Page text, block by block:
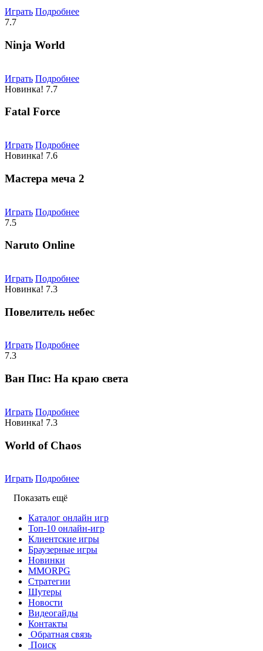
Играть Подробнее
7.7
Ninja World
Играть Подробнее
Новинка! 7.7
Fatal Force
Играть Подробнее
Новинка! 7.6
Мастера меча 2
Играть Подробнее
7.5
Naruto Online
Играть Подробнее
Новинка! 7.3
Повелитель небес
Играть Подробнее
7.3
Ван Пис: На краю света
Играть Подробнее
Новинка! 7.3
World of Chaos
Играть Подробнее
Показать ещё
Каталог онлайн игр
Топ-10 онлайн-игр
Клиентские игры
Браузерные игры
Новинки
MMORPG
Стратегии
Шутеры
Новости
Видеогайды
Контакты
Обратная связь
Поиск